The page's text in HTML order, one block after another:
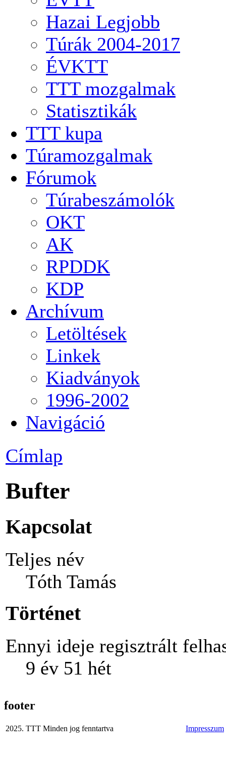
Hazai Legjobb
Túrák 2004-2017
ÉVKTT
TTT mozgalmak
Statisztikák
TTT kupa
Túramozgalmak
Fórumok
Túrabeszámolók
OKT
AK
RPDDK
KDP
Archívum
Letöltések
Linkek
Kiadványok
1996-2002
Navigáció
Címlap
Bufter
Kapcsolat
Teljes név
Tóth Tamás
Történet
Ennyi ideje regisztrált
9 év 51 hét
footer
2025. TTT Minden jog fenntartva Impresszum